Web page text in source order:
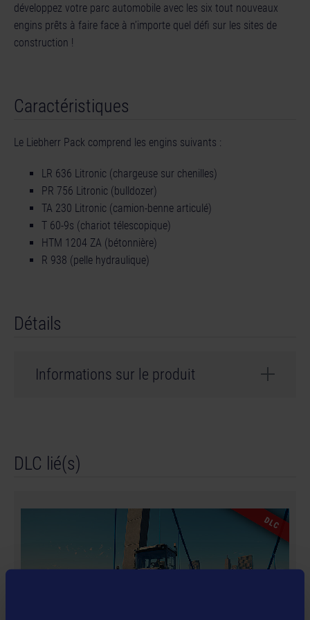
développez votre parc automobile avec les six tout nouveaux
engins prêts à faire face à n’importe quel défi sur les sites de
construction !
Caractéristiques
Le Liebherr Pack comprend les engins suivants :
LR 636 Litronic (chargeuse sur chenilles)
PR 756 Litronic (bulldozer)
TA 230 Litronic (camion-benne articulé)
T 60-9s (chariot télescopique)
HTM 1204 ZA (bétonnière)
R 938 (pelle hydraulique)
Détails
Informations sur le produit
weltenbauer. Software Entwicklung GmbH. Published
and distributed by astragon Entertainment GmbH.
GmbH. Construction Simulator, astragon, astragon
Entertainment and its logos are trademarks or
registered trademarks of astragon Entertainment
GmbH. weltenbauer., weltenbauer. Software
DLC lié(s)
DLC